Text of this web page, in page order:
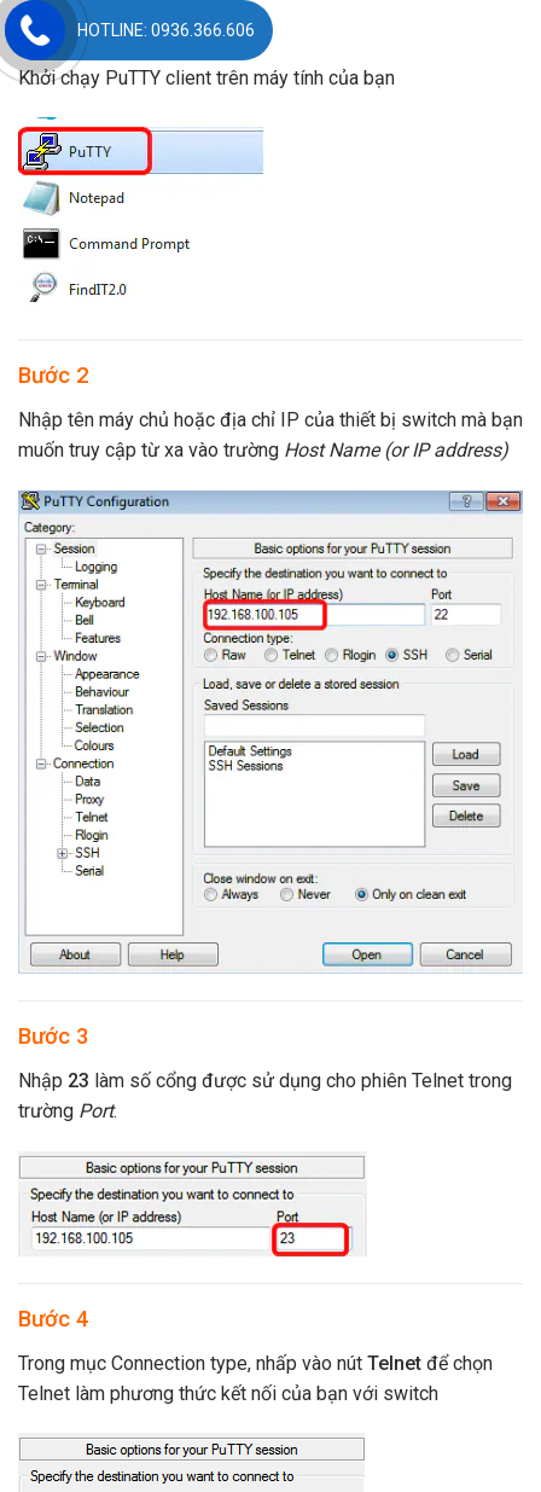
Bước 1
Khởi chạy PuTTY client trên máy tính của bạn
Bước 2
Nhập tên máy chủ hoặc địa chỉ IP của thiết bị switch mà bạn
muốn truy cập từ xa vào trường Host Name (or IP address)
Bước 3
Nhập 23 làm số cổng được sử dụng cho phiên Telnet trong
trường Port.
Bước 4
Trong mục Connection type, nhấp vào nút Telnet để chọn
Telnet làm phương thức kết nối của bạn với switch
HOTLINE: 0936.366.606